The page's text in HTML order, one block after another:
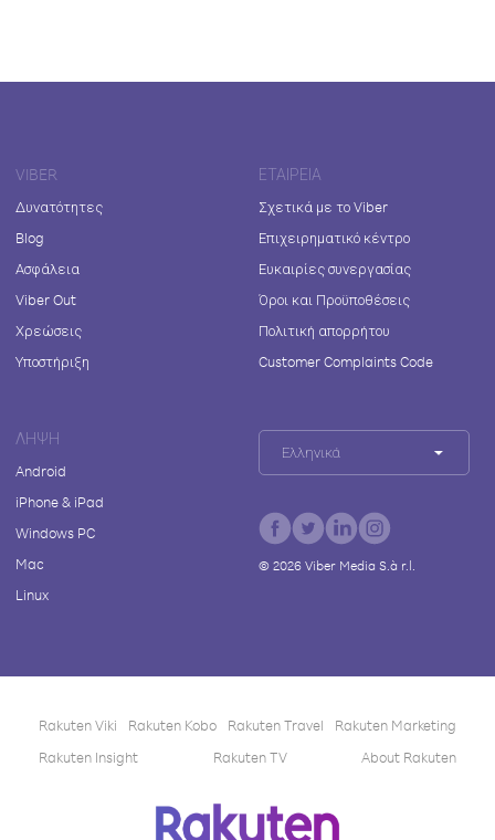
VIBER
Δυνατότητες
Blog
Ασφάλεια
Viber Out
Χρεώσεις
Υποστήριξη
ΕΤΑΙΡΕΊΑ
Σχετικά με το Viber
Επιχειρηματικό κέντρο
Ευκαιρίες συνεργασίας
Όροι και Προϋποθέσεις
Πολιτική απορρήτου
Customer Complaints Code
ΛΉΨΗ
Android
iPhone & iPad
Windows PC
Mac
Linux
Ελληνικά
© 2026Viber Media S.à r.l.
Rakuten Viki Rakuten Kobo Rakuten Travel
Rakuten Marketing
Rakuten Insight
Rakuten TV About Rakuten